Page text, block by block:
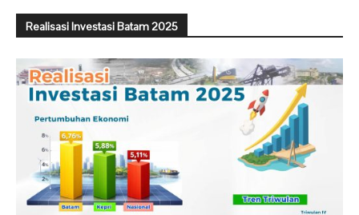
Realisasi Investasi Batam 2025